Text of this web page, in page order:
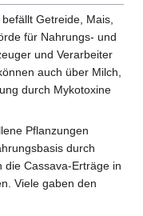
Getreide, Mais,
für Nahrungs- und
und Verarbeiter
auch über Milch,
durch Mykotoxine
Pflanzungen
durch
Cassava-Erträge in
Viele gaben den